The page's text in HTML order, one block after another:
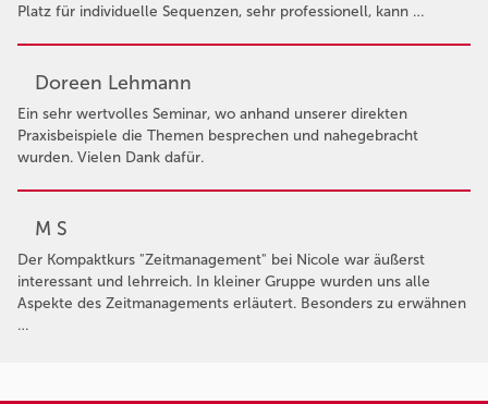
Platz für individuelle Sequenzen, sehr professionell, kann …
Doreen Lehmann
Ein sehr wertvolles Seminar, wo anhand unserer direkten
Praxisbeispiele die Themen besprechen und nahegebracht
wurden. Vielen Dank dafür.
M S
Der Kompaktkurs "Zeitmanagement" bei Nicole war äußerst
interessant und lehrreich. In kleiner Gruppe wurden uns alle
Aspekte des Zeitmanagements erläutert. Besonders zu erwähnen
…